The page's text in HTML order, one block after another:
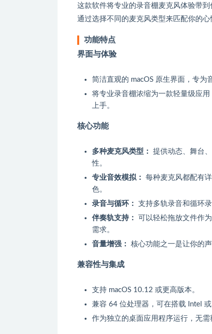
这款软件将专业的录音棚麦克风体验带
通过选择不同的麦克风类型来匹配你的
功能特点
界面与体验
简洁直观的 macOS 原生界面，专为
将专业录音棚浓缩为一款轻量级应
上手。
核心功能
多种麦克风类型：
提供动态、舞台
性。
专业音效模拟：
每种麦克风都配有
色。
录音与循环：
支持多轨录音和循环
伴奏轨支持：
可以轻松拖放文件作
需求。
音量增强：
核心功能之一是让你的
兼容性与集成
支持 macOS 10.12 或更高版本。
兼容 64 位处理器，可在搭载 Intel
作为独立的桌面应用程序运行，无需